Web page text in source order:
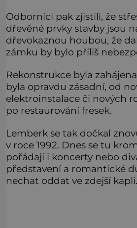
Odborníci pak zjistili, že
dřevěné prvky stavby jsou
dřevokaznou houbou, že
zámku by bylo příliš
Rekonstrukce byla
byla opravdu zásadní, od
elektroinstalace či nových
po restaurování fresek.
Lemberk se tak dočkal
v roce 1992. Dnes se tu
pořádají i koncerty nebo
představení a romantické
nechat oddat ve zdejší kapli.